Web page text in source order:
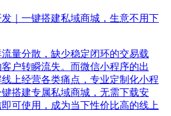
｜一键搭建私域商城，生意不用下
量分散，缺少稳定闭环的交易载
户转瞬流失。而微信小程序的出
上经营各类痛点，专业定制化小程
搭建专属私域商城，无需下载安
可使用，成为当下性价比高的线上